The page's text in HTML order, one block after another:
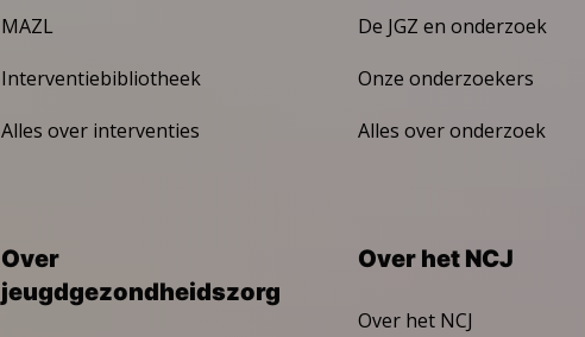
MAZL
Interventiebibliotheek
Alles over interventies
De JGZ en onderzoek
Onze onderzoekers
Alles over onderzoek
Over
jeugdgezondheidszorg
Over het NCJ
Over het NCJ